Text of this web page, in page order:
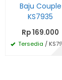
Baju Couple
KS7935
Rp 169.000
Tersedia /